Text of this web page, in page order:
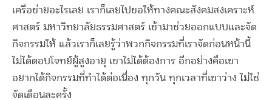
เครือข่ายอะไรเลย เราก็เลยไปขอให้ทางคณะสังคมสงเคราะห์
ศาสตร์ มหาวิทยาลัยธรรมศาสตร์ เข้ามาช่วยออกแบบและจัด
กิจกรรมให้ แล้วเราก็เลยรู้ว่าพวกกิจกรรมที่เราจัดก่อนหน้านี้
ไม่ได้ตอบโจทย์ผู้สูงอายุ เขาไม่ได้ต้องการ อีกอย่างคือเขา
อยากได้กิจกรรมที่ทำได้ต่อเนื่อง ทุกวัน ทุกเวลาที่เขาว่าง ไม่ใช่
จัดเดือนละครั้ง